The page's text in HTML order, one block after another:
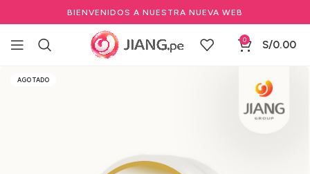
BIENVENIDOS A NUESTRA NUEVA WEB
0 S/0.00
Inicio Estéticas
AGOTADO